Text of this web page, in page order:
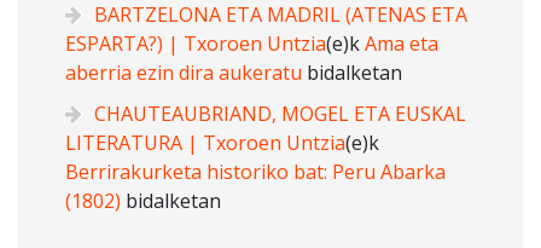
BARTZELONA ETA MADRIL (ATENAS ETA
ESPARTA?) | Txoroen Untzia(e)kAma eta
aberria ezin dira aukeratu bidalketan
CHAUTEAUBRIAND, MOGEL ETA EUSKAL
LITERATURA | Txoroen Untzia(e)k
Berrirakurketa historiko bat: Peru Abarka
(1802) bidalketan